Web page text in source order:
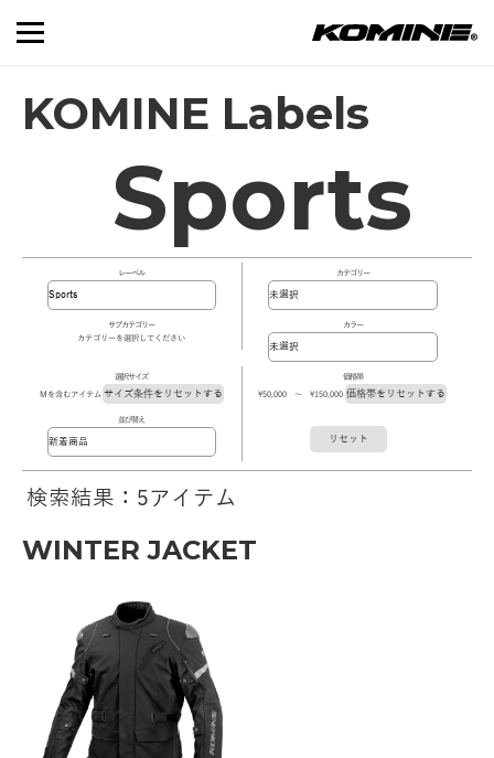
KOMINE Labels
Sports
レーベル カテゴリー
サブカテゴリー
カテゴリーを選択してください
カラー
選択サイズ
Mを含むアイテム サイズ条件をリセットする
価格帯
\50,000 ～ \150,000 価格帯をリセットする
並び替え
リセット
検索結果：5アイテム
WINTER JACKET